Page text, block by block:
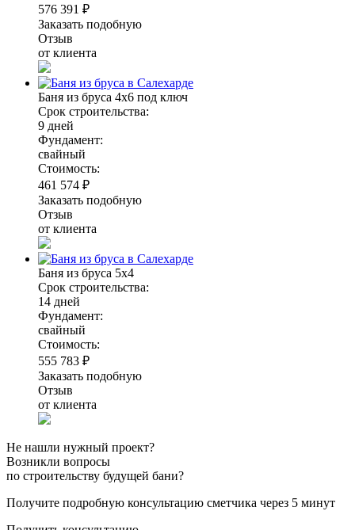
576 391 ₽
Заказать подобную
Отзыв
от клиента
Баня из бруса 4х6 под ключ
Срок строительства:
9 дней
Фундамент:
свайный
Стоимость:
461 574 ₽
Заказать подобную
Отзыв
от клиента
Баня из бруса 5х4
Срок строительства:
14 дней
Фундамент:
свайный
Стоимость:
555 783 ₽
Заказать подобную
Отзыв
от клиента
Не нашли нужный проект?
Возникли вопросы
по строительству будущей бани?
Получите подробную консультацию сметчика через 5 минут